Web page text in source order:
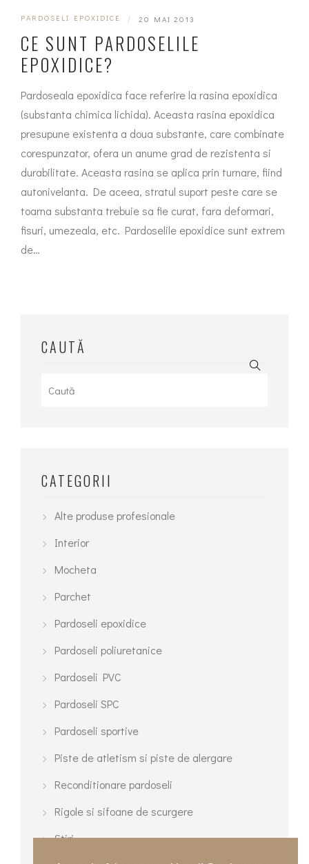
PARDOSELI EPOXIDICE | 20 MAI 2013
CE SUNT PARDOSELILE
EPOXIDICE?
Pardoseala epoxidica face referire la rasina epoxidica
(substanta chimica lichida). Aceasta rasina epoxidica
presupune existenta a doua substante, care combinate
corespunzator, ofera un anume grad de rezistenta si
durabilitate. Aceasta rasina se aplica prin turnare, fiind
autonivelanta. De aceea, stratul suport peste care se
toarna substanta trebuie sa fie curat, fara deformari,
fisuri, umezeala, etc. Pardoselile epoxidice sunt extrem
de…
CAUTĂ
CATEGORII
Alte produse profesionale
Interior
Mocheta
Parchet
Pardoseli epoxidice
Pardoseli poliuretanice
Pardoseli PVC
Pardoseli SPC
Pardoseli sportive
Piste de atletism si piste de alergare
Reconditionare pardoseli
Rigole si sifoane de scurgere
Stiri